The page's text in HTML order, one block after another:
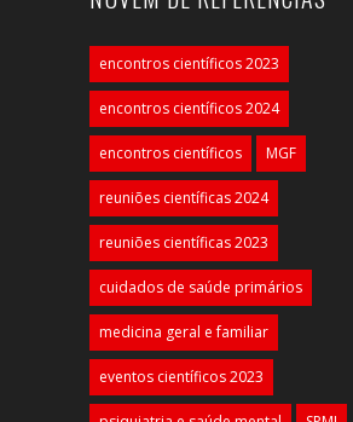
encontros científicos 2023
encontros científicos 2024
encontros científicos MGF
reuniões científicas 2024
reuniões científicas 2023
cuidados de saúde primários
medicina geral e familiar
eventos científicos 2023